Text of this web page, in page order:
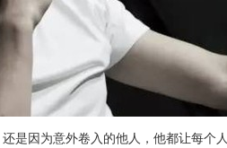
是因为意外卷入的他人，他都让每个